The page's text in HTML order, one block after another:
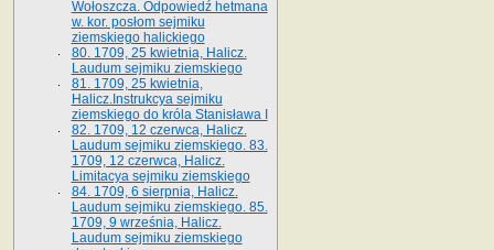
Wołoszcza. Odpowiedź hetmana
w. kor. posłom sejmiku
ziemskiego halickiego
80. 1709, 25 kwietnia, Halicz.
Laudum sejmiku ziemskiego
81. 1709, 25 kwietnia,
Halicz.Instrukcya sejmiku
ziemskiego do króla Stanisława I
82. 1709, 12 czerwca, Halicz.
Laudum sejmiku ziemskiego. 83.
1709, 12 czerwca, Halicz.
Limitacya sejmiku ziemskiego
84. 1709, 6 sierpnia, Halicz.
Laudum sejmiku ziemskiego. 85.
1709, 9 września, Halicz.
Laudum sejmiku ziemskiego